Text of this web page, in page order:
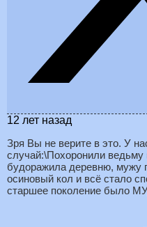
12 лет назад
Зря Вы не верите в это. У
случай:\Похоронили
будоражила деревню, мужу
осиновый кол и всё стало
старшее поколение было